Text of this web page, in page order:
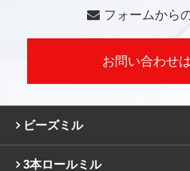
フォームから
お問い合わせ
ビーズミル
3本ロールミル